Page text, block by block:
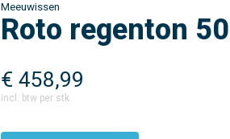
Meeuwissen
Roto regenton
€ 458,99
incl. btw per stk